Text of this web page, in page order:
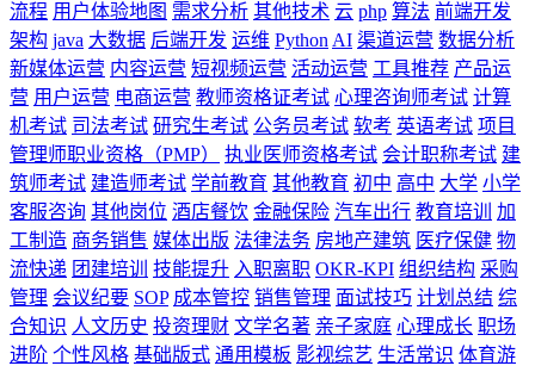
流程 用户体验地图 需求分析 其他技术 云 php 算法 前端开发
架构 java 大数据 后端开发 运维 Python AI 渠道运营 数据分析
新媒体运营 内容运营 短视频运营 活动运营 工具推荐 产品运
营 用户运营 电商运营 教师资格证考试 心理咨询师考试 计算
机考试 司法考试 研究生考试 公务员考试 软考 英语考试 项目
管理师职业资格（PMP）
执业医师资格考试 会计职称考试 建
筑师考试 建造师考试 学前教育 其他教育 初中 高中 大学 小学
客服咨询 其他岗位 酒店餐饮 金融保险 汽车出行 教育培训
加
工制造 商务销售 媒体出版 法律法务 房地产建筑 医疗保健 物
流快递 团建培训 技能提升 入职离职 OKR-KPI 组织结构 采购
管理 会议纪要 SOP 成本管控 销售管理 面试技巧 计划总结 综
合知识 人文历史 投资理财 文学名著 亲子家庭 心理成长 职场
进阶 个性风格 基础版式 通用模板 影视综艺 生活常识 体育游